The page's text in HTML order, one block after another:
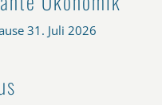
31. Juli 2026